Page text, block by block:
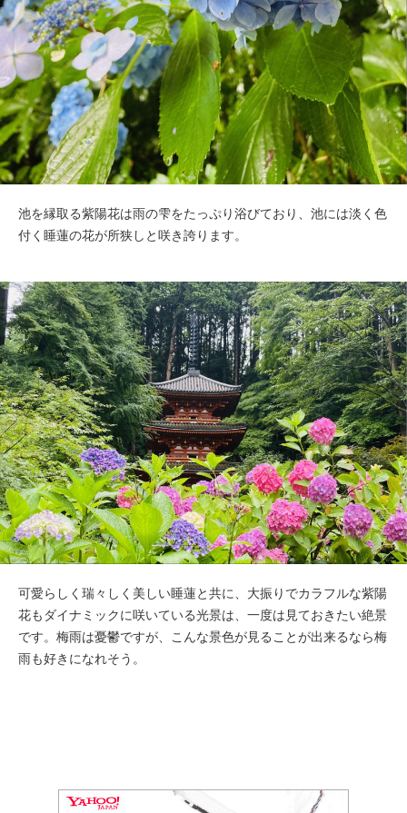
池を縁取る紫陽花は雨の雫をたっぷり浴びており、池には淡く色
付く睡蓮の花が所狭しと咲き誇ります。
可愛らしく瑞々しく美しい睡蓮と共に、大振りでカラフルな紫陽
花もダイナミックに咲いている光景は、一度は見ておきたい絶景
です。梅雨は憂鬱ですが、こんな景色が見ることが出来るなら梅
雨も好きになれそう。